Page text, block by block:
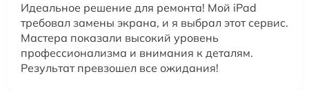
Идеальное решение для ремонта! Мой iPad
требовал замены экрана, и я выбрал этот сервис.
Мастера показали высокий уровень
профессионализма и внимания к деталям.
Результат превзошел все ожидания!